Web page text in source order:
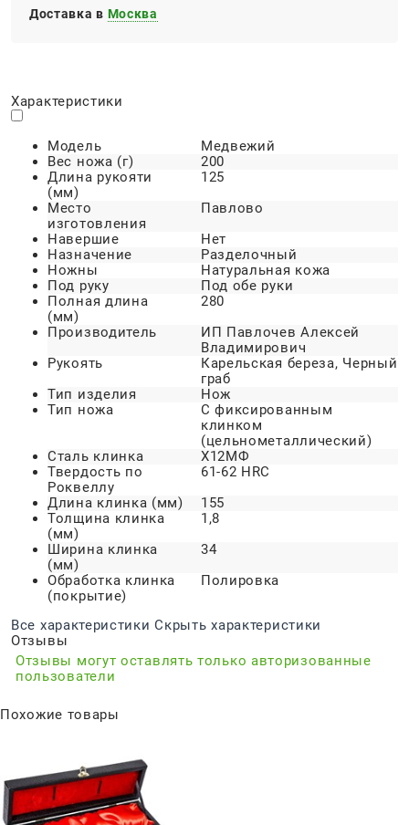
Доставка в Москва
Характеристики
Модель
Медвежий
Вес ножа (г)
200
Длина рукояти
(мм)
125
Место
изготовления
Павлово
Навершие
Нет
Назначение
Разделочный
Ножны
Натуральная кожа
Под руку
Под обе руки
Полная длина
(мм)
280
Производитель
ИП Павлочев Алексей
Владимирович
Рукоять
Карельская береза, Черный
граб
Тип изделия
Нож
Тип ножа
С фиксированным
клинком
(цельнометаллический)
Сталь клинка
Х12МФ
Твердость по
Роквеллу
61-62 HRC
Длина клинка (мм)
155
Толщина клинка
(мм)
1,8
Ширина клинка
(мм)
34
Обработка клинка
(покрытие)
Полировка
Все характеристики Скрыть характеристики
Отзывы
Отзывы могут оставлять только авторизованные
пользователи
Похожие товары